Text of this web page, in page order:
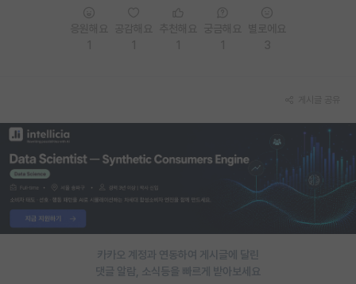
인문사회 계열 게시판
특수/전문대학원 게시판
반도체/AI 게시판
장학금/장학생 게시판
학술 정보 게시판카카오 계정과 연동하여 게시글에 달린
댓글 알람, 소식등을 빠르게 받아보세요